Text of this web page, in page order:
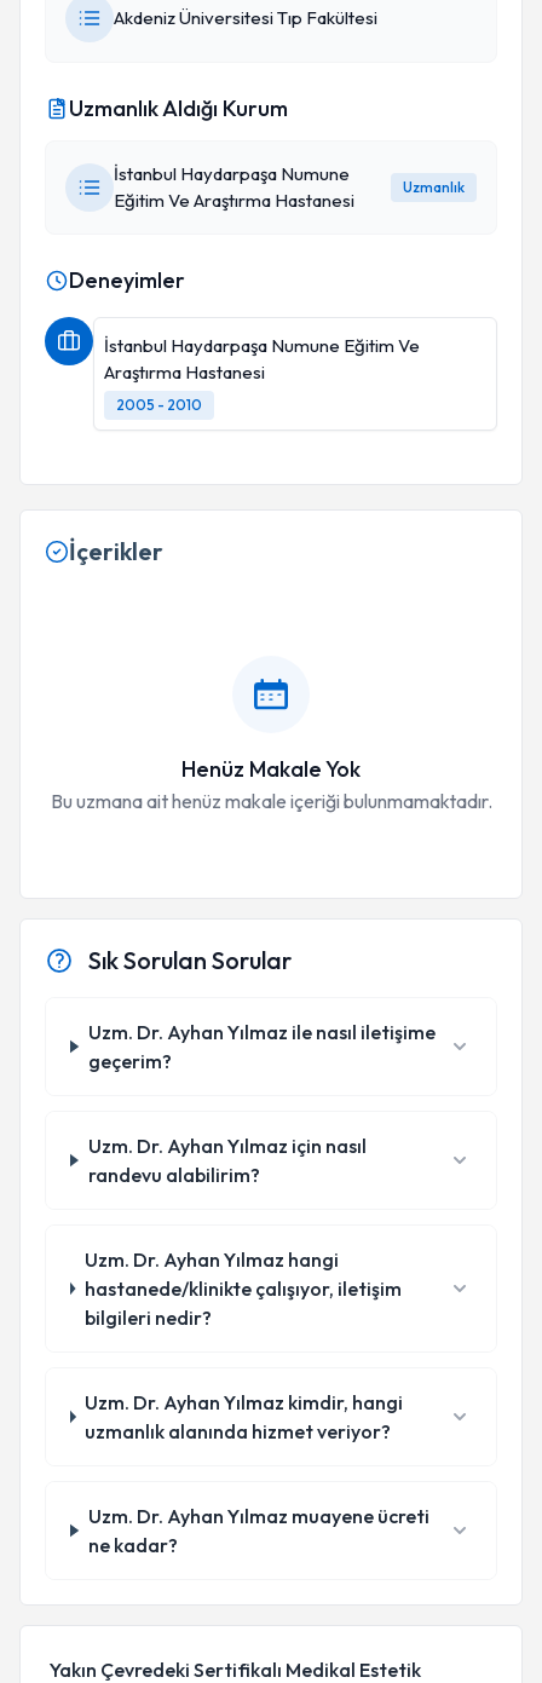
Akdeniz Üniversitesi Tıp Fakültesi
Uzmanlık Aldığı Kurum
İstanbul Haydarpaşa Numune
Eğitim Ve Araştırma Hastanesi
Uzmanlık
Deneyimler
İstanbul Haydarpaşa Numune Eğitim Ve
Araştırma Hastanesi
2005 - 2010
İçerikler
Henüz Makale Yok
Bu uzmana ait henüz makale içeriği bulunmamaktadır.
Sık Sorulan Sorular
Uzm. Dr. Ayhan Yılmaz ile nasıl iletişime
geçerim?
Uzm. Dr. Ayhan Yılmaz için nasıl
randevu alabilirim?
Uzm. Dr. Ayhan Yılmaz hangi
hastanede/klinikte çalışıyor, iletişim
bilgileri nedir?
Uzm. Dr. Ayhan Yılmaz kimdir, hangi
uzmanlık alanında hizmet veriyor?
Uzm. Dr. Ayhan Yılmaz muayene ücreti
ne kadar?
Yakın Çevredeki Sertifikalı Medikal Estetik